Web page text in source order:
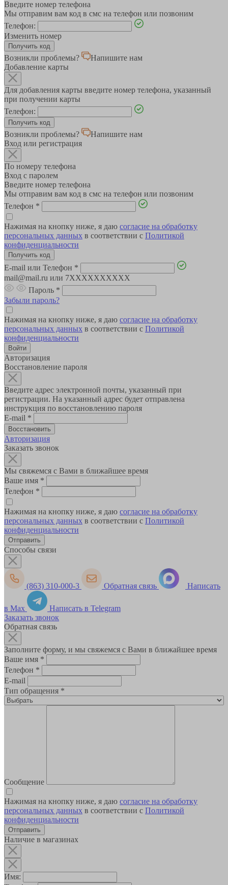
Введите номер телефона
Мы отправим вам код в смс на телефон или позвоним
Телефон:
Изменить номер
Возникли проблемы?
Напишите нам
Добавление карты
Для добавления карты введите номер телефона, указанный
при получении карты
Телефон:
Возникли проблемы?
Напишите нам
Вход или регистрация
По номеру телефона
Вход с паролем
Введите номер телефона
Мы отправим вам код в смс на телефон или позвоним
Телефон *
Нажимая на кнопку ниже, я даю согласие на обработку
персональных данных в соответствии с Политикой
конфиденциальности
E-mail или Телефон *
mail@mail.ru или 7XXXXXXXXXX
Пароль *
Забыли пароль?
Нажимая на кнопку ниже, я даю согласие на обработку
персональных данных в соответствии с Политикой
конфиденциальности
Авторизация
Восстановление пароля
Введите адрес электронной почты, указанный при
регистрации. На указанный адрес будет отправлена
инструкция по восстановлению пароля
E-mail *
Авторизация
Заказать звонок
Мы свяжемся с Вами в ближайшее время
Ваше имя *
Телефон *
Нажимая на кнопку ниже, я даю согласие на обработку
персональных данных в соответствии с Политикой
конфиденциальности
Способы связи
(863) 310-000-3 Обратная связь Написать
в Max
Написать в Telegram
Заказать звонок
Обратная связь
Заполните форму, и мы свяжемся с Вами в ближайшее время
Ваше имя *
Телефон *
E-mail
Тип обращения *
Сообщение
Нажимая на кнопку ниже, я даю согласие на обработку
персональных данных в соответствии с Политикой
конфиденциальности
Наличие в магазинах
Имя: